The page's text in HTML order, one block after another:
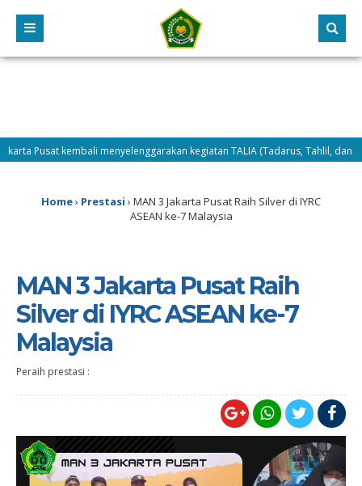
Pusat kembali menyelenggarakan kegiatan TALIA (Tadarus, Tahlil, dan
Home› Prestasi › MAN 3 Jakarta Pusat Raih Silver di IYRC
ASEAN ke-7 Malaysia
MAN 3 Jakarta Pusat Raih
Silver di IYRC ASEAN ke-7
Malaysia
Peraih prestasi :